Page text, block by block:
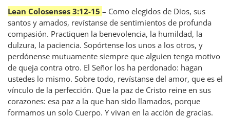
Lean Colosenses 3:12-15 – Como elegidos de Dios, sus
santos y amados, revístanse de sentimientos de profunda
compasión. Practiquen la benevolencia, la humildad, la
dulzura, la paciencia. Sopórtense los unos a los otros, y
perdónense mutuamente siempre que alguien tenga motivo
de queja contra otro. El Señor los ha perdonado: hagan
ustedes lo mismo. Sobre todo, revístanse del amor, que es el
vínculo de la perfección. Que la paz de Cristo reine en sus
corazones: esa paz a la que han sido llamados, porque
formamos un solo Cuerpo. Y vivan en la acción de gracias.